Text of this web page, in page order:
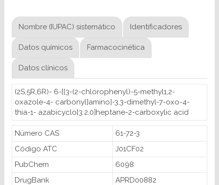
Nombre (IUPAC) sistemático Identificadores
Datos químicos Farmacocinética
Datos clínicos
(2S,5R,6R)- ​6-​[[3-​(2-​chlorophenyl)-​5-​methyl1,2-​
oxazole-​4-​ carbonyl]amino]-​3,3-​dimethyl-​7-​oxo-​4-​
thia-​1-​ azabicyclo[3.2.0]heptane-​2-​carboxylic acid
Número CAS
61-72-3
Código ATC
J01CF02
PubChem
6098
DrugBank
APRD00882